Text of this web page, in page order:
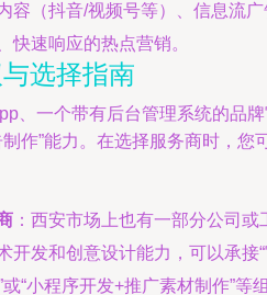
容（抖音/视频号等）、信息流
快速响应的热点营销。
选择指南
、一个带有后台管理系统的品
作”能力。在选择服务商时，您
：西安市场上也有一部分公司或
开发和创意设计能力，可以承接
“小程序开发+推广素材制作”等